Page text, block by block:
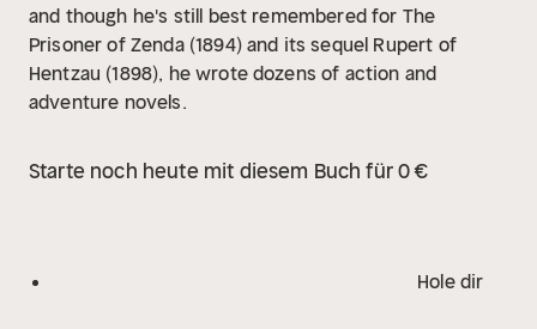
and though he's still best remembered for The
Prisoner of Zenda (1894) and its sequel Rupert of
Hentzau (1898), he wrote dozens of action and
adventure novels.
Starte noch heute mit diesem Buch für 0 €
Hole dir